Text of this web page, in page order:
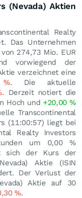
(Nevada) Aktien
Realty
Das Unternehmen
274,73 Mio. EUR
vorwiegend der
verzeichnet eine
%. Die aktuelle
. Derzeit notiert die
Hoch und +20,00%
Transcontinental
(11:00:57) liegt bei
Realty Investors
um 0,00%
sich der Kurs der
Aktie (ISIN
Der Verlust der
Aktie auf 30
%.